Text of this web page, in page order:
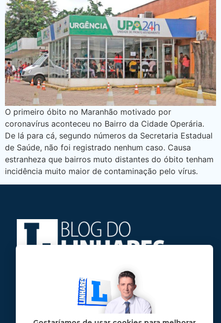
O primeiro óbito no Maranhão motivado por
coronavírus aconteceu no Bairro da Cidade Operária.
De lá para cá, segundo números da Secretaria Estadual
de Saúde, não foi registrado nenhum caso. Causa
estranheza que bairros muto distantes do óbito tenham
incidência muito maior de contaminação pelo vírus.
Jose Linhares Jr é maranhense.
Formado em Jornalismo, estudou filosofia
e tem pós-graduações em ciência política